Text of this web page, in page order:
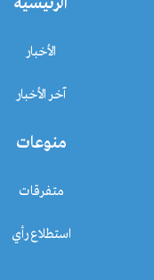
الأخبار
آخر الأخبار
منوعات
متفرقات
استطلاع رأي